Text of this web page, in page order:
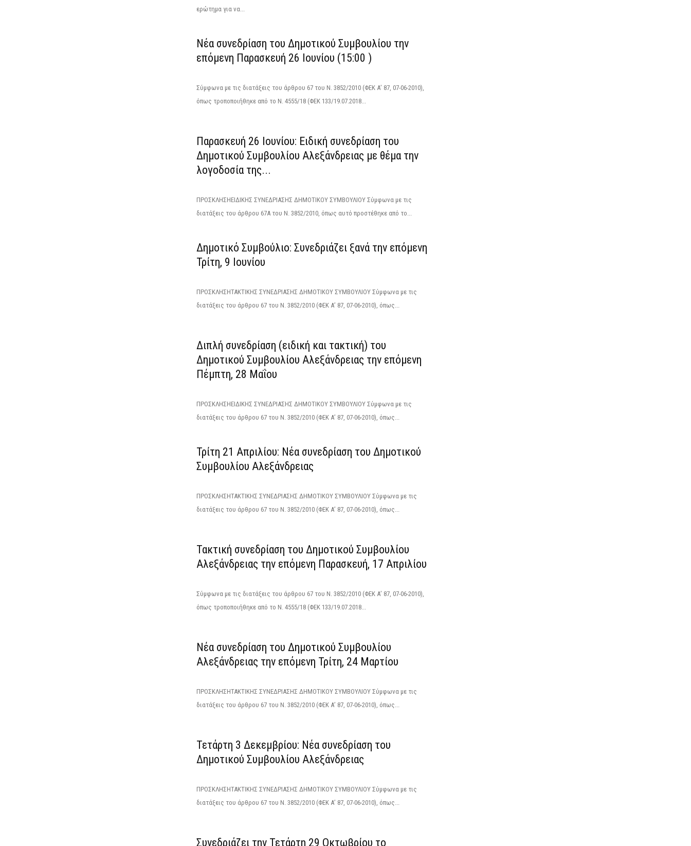
ερώτημα για να...
Νέα συνεδρίαση του Δημοτικού Συμβουλίου την
επόμενη Παρασκευή 26 Ιουνίου (15:00 )
Σύμφωνα με τις διατάξεις του άρθρου 67 του Ν. 3852/2010 (ΦΕΚ Α’ 87, 07-06-2010),
όπως τροποποιήθηκε από το N. 4555/18 (ΦΕΚ 133/19.07.2018...
Παρασκευή 26 Ιουνίου: Ειδική συνεδρίαση του
Δημοτικού Συμβουλίου Αλεξάνδρειας με θέμα την
λογοδοσία της...
ΠΡΟΣΚΛΗΣΗΕΙΔΙΚΗΣ ΣΥΝΕΔΡΙΑΣΗΣ ΔΗΜΟΤΙΚΟΥ ΣΥΜΒΟΥΛΙΟΥ Σύμφωνα με τις
διατάξεις του άρθρου 67Α του Ν. 3852/2010, όπως αυτό προστέθηκε από το...
Δημοτικό Συμβούλιο: Συνεδριάζει ξανά την επόμενη
Τρίτη, 9 Ιουνίου
ΠΡΟΣΚΛΗΣΗΤΑΚΤΙΚΗΣ ΣΥΝΕΔΡΙΑΣΗΣ ΔΗΜΟΤΙΚΟΥ ΣΥΜΒΟΥΛΙΟΥ Σύμφωνα με τις
διατάξεις του άρθρου 67 του Ν. 3852/2010 (ΦΕΚ Α’ 87, 07-06-2010), όπως...
Διπλή συνεδρίαση (ειδική και τακτική) του
Δημοτικού Συμβουλίου Αλεξάνδρειας την επόμενη
Πέμπτη, 28 Μαΐου
ΠΡΟΣΚΛΗΣΗΕΙΔΙΚΗΣ ΣΥΝΕΔΡΙΑΣΗΣ ΔΗΜΟΤΙΚΟΥ ΣΥΜΒΟΥΛΙΟΥ Σύμφωνα με τις
διατάξεις του άρθρου 67 του Ν. 3852/2010 (ΦΕΚ Α’ 87, 07-06-2010), όπως...
Τρίτη 21 Απριλίου: Νέα συνεδρίαση του Δημοτικού
Συμβουλίου Αλεξάνδρειας
ΠΡΟΣΚΛΗΣΗΤΑΚΤΙΚΗΣ ΣΥΝΕΔΡΙΑΣΗΣ ΔΗΜΟΤΙΚΟΥ ΣΥΜΒΟΥΛΙΟΥ Σύμφωνα με τις
διατάξεις του άρθρου 67 του Ν. 3852/2010 (ΦΕΚ Α’ 87, 07-06-2010), όπως...
Τακτική συνεδρίαση του Δημοτικού Συμβουλίου
Αλεξάνδρειας την επόμενη Παρασκευή, 17 Απριλίου
Σύμφωνα με τις διατάξεις του άρθρου 67 του Ν. 3852/2010 (ΦΕΚ Α’ 87, 07-06-2010),
όπως τροποποιήθηκε από το N. 4555/18 (ΦΕΚ 133/19.07.2018...
Νέα συνεδρίαση του Δημοτικού Συμβουλίου
Αλεξάνδρειας την επόμενη Τρίτη, 24 Μαρτίου
ΠΡΟΣΚΛΗΣΗΤΑΚΤΙΚΗΣ ΣΥΝΕΔΡΙΑΣΗΣ ΔΗΜΟΤΙΚΟΥ ΣΥΜΒΟΥΛΙΟΥ Σύμφωνα με τις
διατάξεις του άρθρου 67 του Ν. 3852/2010 (ΦΕΚ Α’ 87, 07-06-2010), όπως...
Τετάρτη 3 Δεκεμβρίου: Νέα συνεδρίαση του
Δημοτικού Συμβουλίου Αλεξάνδρειας
ΠΡΟΣΚΛΗΣΗΤΑΚΤΙΚΗΣ ΣΥΝΕΔΡΙΑΣΗΣ ΔΗΜΟΤΙΚΟΥ ΣΥΜΒΟΥΛΙΟΥ Σύμφωνα με τις
διατάξεις του άρθρου 67 του Ν. 3852/2010 (ΦΕΚ Α’ 87, 07-06-2010), όπως...
Συνεδριάζει την Τετάρτη 29 Οκτωβρίου το